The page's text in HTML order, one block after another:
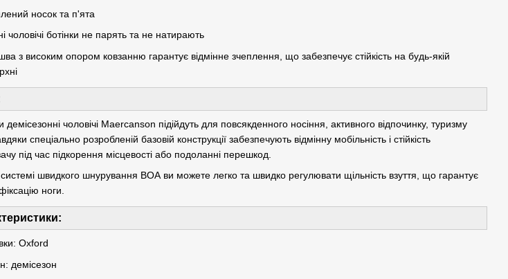
носок та п'ята
чоловічі ботінки не парять та не натирають
з високим опором ковзанню гарантує відмінне зчеплення, що забезпечує стійкість на будь-якій
демісезонні чоловічі Maercanson підійдуть для повсякденного носіння, активного відпочинку, туризму
спеціально розробленій базовій конструкції забезпечують відмінну мобільність і стійкість
під час підкорення місцевості або подоланні перешкод.
швидкого шнурування BOA ви можете легко та швидко регулювати щільність взуття, що гарантує
ноги.
Oxford
демісезон